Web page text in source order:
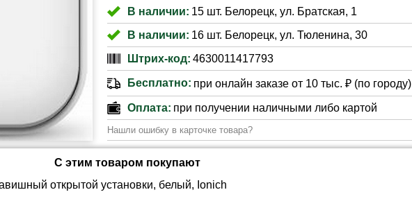
В наличии: 15 шт. Белорецк, ул. Братская, 1
В наличии: 16 шт. Белорецк, ул. Тюленина, 30
Штрих-код: 4630011417793
Бесплатно: при онлайн заказе от 10 тыс. ₽ (по городу)
Оплата: при получении наличными либо картой
Нашли ошибку в карточке товара?
С этим товаром покупают
открытой установки, белый, Ionich